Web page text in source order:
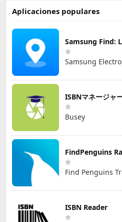
Aplicaciones populares
Samsung Find:
Samsung
Busey
FindPenguins
Find Penguins
ISBN Reader